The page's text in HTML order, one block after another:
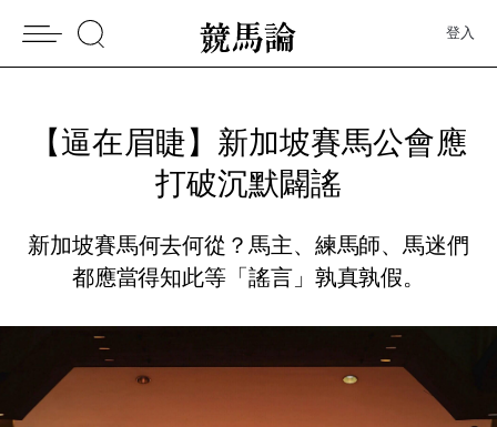
登入
【逼在眉睫】新加坡賽馬公會應
打破沉默闢謠
新加坡賽馬何去何從？馬主、練馬師、馬迷們
都應當得知此等「謠言」孰真孰假。